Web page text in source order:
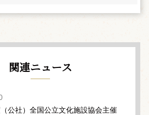
関連ニュース
公社）全国公立文化施設協会主催